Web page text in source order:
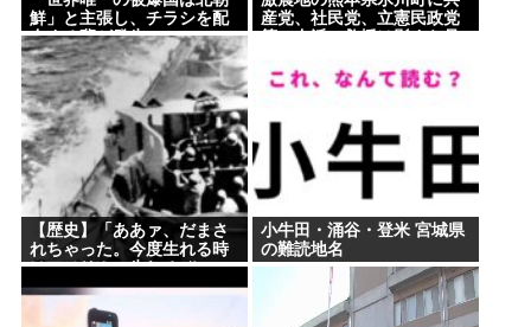
鮮」と主張し、チラシを配
布する輩が発生
産党、社民党、立憲民政党
【歴史】「ああァ、だまさ
れちゃった。今度生れる時
はアメリカへ生れるぞ」 22
歳で戦死した特攻隊員が出
撃前の日記に残した”本音”
小牛田・涌谷・登米 宮城県
の難読地名